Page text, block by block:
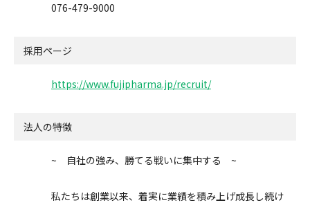
076-479-9000
採用ページ
https://www.fujipharma.jp/recruit/
法人の特徴
~ 自社の強み、勝てる戦いに集中する ~
私たちは創業以来、着実に業績を積み上げ成長し続け